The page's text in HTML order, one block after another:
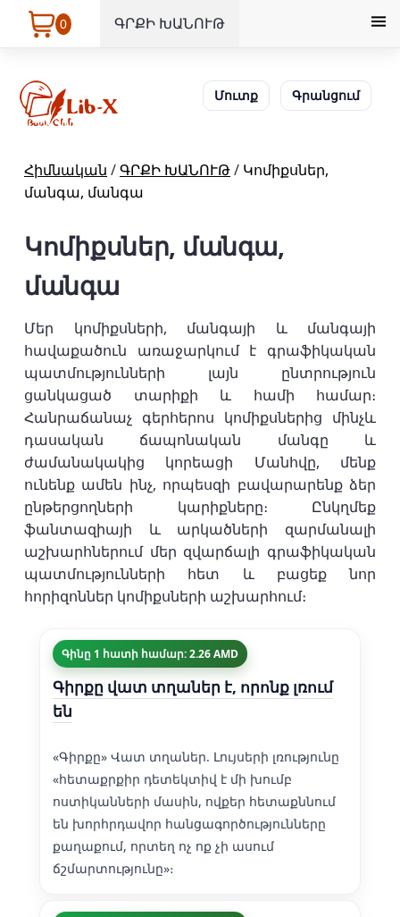
0 ԳՐՔԻ ԽԱՆՈՒԹ
Մուտք Գրանցում
Հիմնական /ԳՐՔԻ ԽԱՆՈՒԹ/ Կոմիքսներ,
մանգա, մանգա
Կոմիքսներ, մանգա,
մանգա
Մեր կոմիքսների, մանգայի և մանգայի
հավաքածուն առաջարկում է գրաֆիկական
պատմությունների լայն ընտրություն
ցանկացած տարիքի և համի համար։
Հանրաճանաչ գերհերոս կոմիքսներից մինչև
դասական ճապոնական մանգը և
ժամանակակից կորեացի Մանհվը, մենք
ունենք ամեն ինչ, որպեսզի բավարարենք ձեր
ընթերցողների կարիքները։ Ընկղմեք
ֆանտազիայի և արկածների զարմանալի
աշխարհներում մեր զվարճալի գրաֆիկական
պատմությունների հետ և բացեք նոր
հորիզոններ կոմիքսների աշխարհում։
Գինը 1 հատի համար: 2.26 AMD
Գիրքը վատ տղաներ է, որոնք լռում
են
«Գիրքը» Վատ տղաներ. Լույսերի լռությունը
«հետաքրքիր դետեկտիվ է մի խումբ
ոստիկանների մասին, ովքեր հետաքննում
են խորհրդավոր հանցագործությունները
քաղաքում, որտեղ ոչ ոք չի ասում
ճշմարտությունը»։